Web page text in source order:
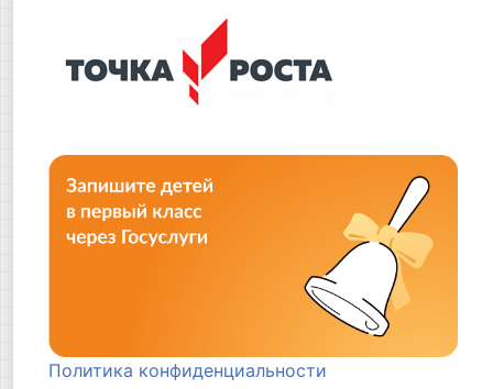
Политика конфиденциальности